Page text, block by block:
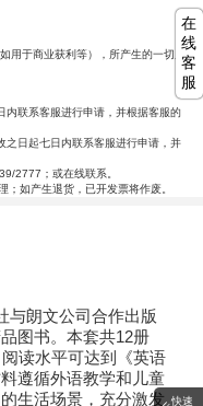
用于商业获利等），所产生的一切后
内联系客服进行申请，并根据客服的
之日起七日内联系客服进行申请，并
2777；或在线联系。
如产生退货，已开发票将作废。
与朗文公司合作出版
图书。本套共12册
读水平可达到《英语
遵循外语教学和儿童
生活场景，充分激发 快速
在
线
客
服